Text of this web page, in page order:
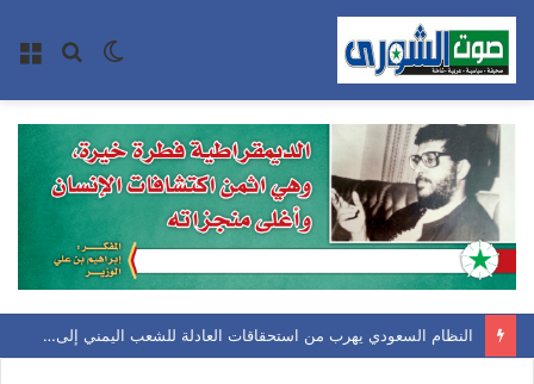
بحث الوضع
النظام السعودي يهرب من استحقاقات العادلة للشعب اليمني إلى اتفاقيات الدفاع المشترك .. وصنعاء تؤكد بأن معادلة الحصار بالحصار مستمرة حتى تحقق أهدافها